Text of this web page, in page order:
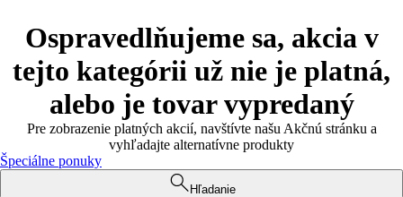
Ospravedlňujeme sa, akcia v
tejto kategórii už nie je platná,
alebo je tovar vypredaný
Pre zobrazenie platných akcií, navštívte našu Akčnú stránku a
vyhľadajte alternatívne produkty
Špeciálne ponuky
Hľadanie